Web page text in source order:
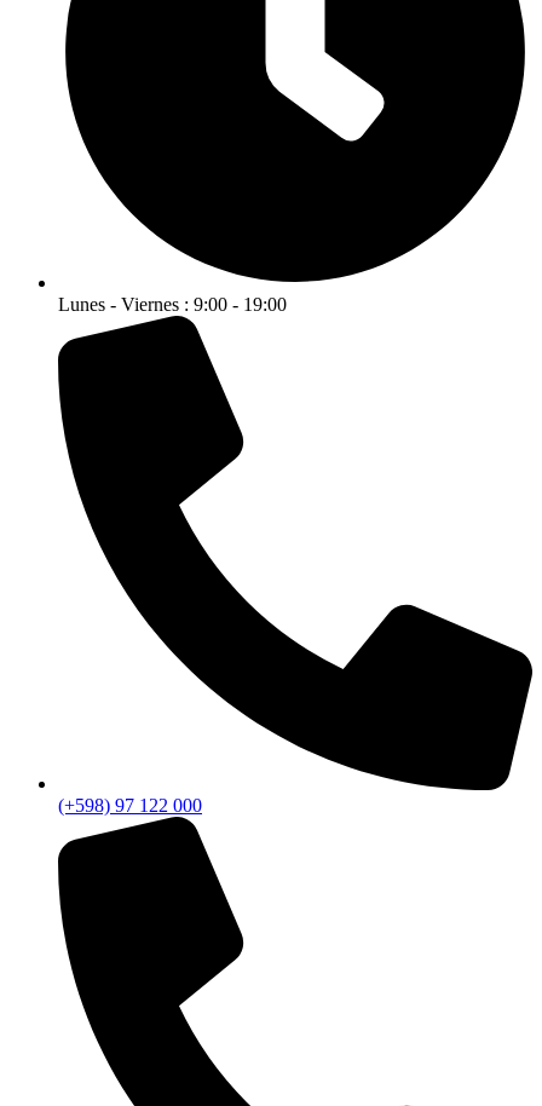
Lunes - Viernes : 9:00 - 19:00
(+598) 97 122 000